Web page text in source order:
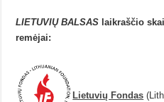
LIETUVIŲ BALSAS laikraščio
remėjai:
Lietuvių Fondas